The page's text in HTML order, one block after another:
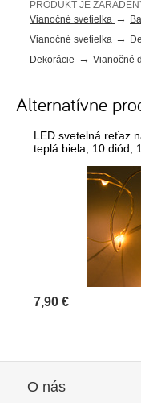
PRODUKT JE
Vianočné svetielka →
Vianočné svetielka →
Dekorácie → Vianočné
Alternatívne
LED svetelná reťaz
teplá biela, 10 diód,
7,90 €
O nás